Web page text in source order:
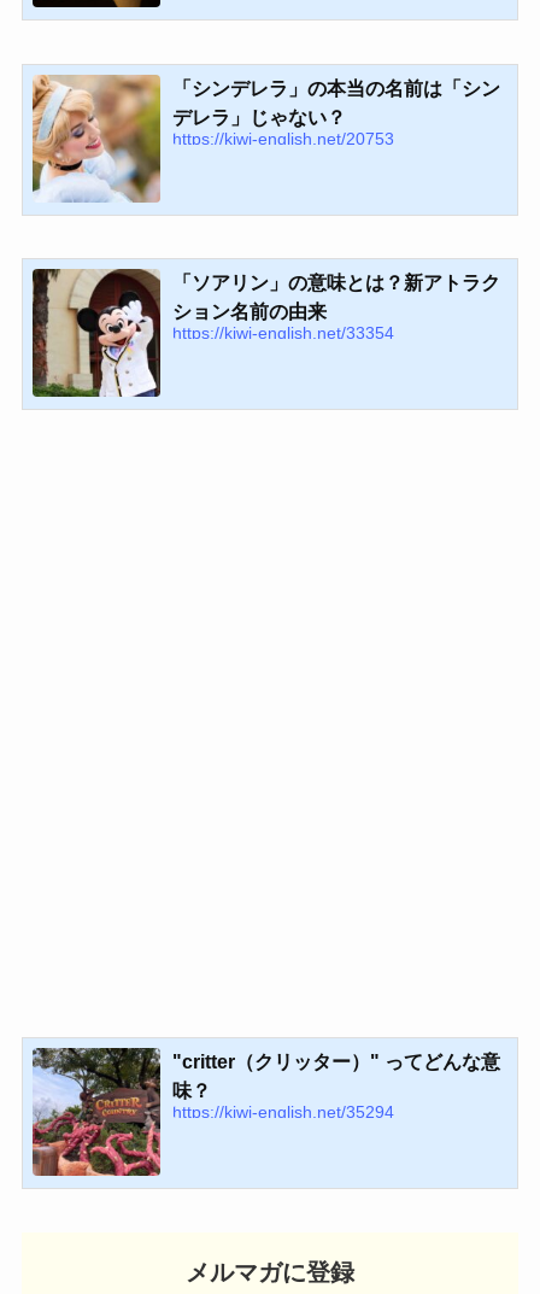
「シンデレラ」の本当の名前は「シン
デレラ」じゃない？
https://kiwi-english.net/20753
「ソアリン」の意味とは？新アトラク
ション名前の由来
https://kiwi-english.net/33354
"critter（クリッター）" ってどんな意
味？
https://kiwi-english.net/35294
メルマガに登録